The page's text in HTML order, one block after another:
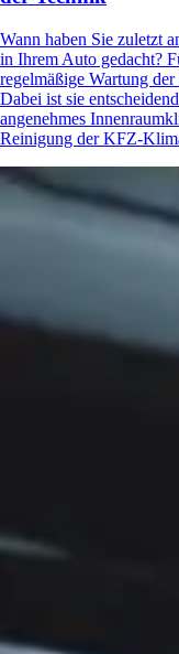
Wann haben Sie zuletzt
in Ihrem Auto gedacht?
regelmäßige Wartung
Dabei ist sie
angenehmes
Reinigung der KFZ-